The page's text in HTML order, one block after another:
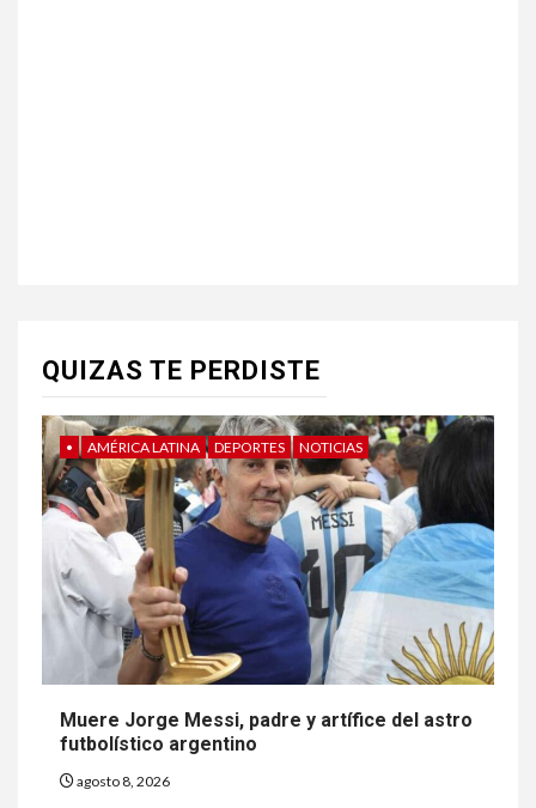
QUIZAS TE PERDISTE
• AMÉRICA LATINA DEPORTES NOTICIAS
Muere Jorge Messi, padre y artífice del astro
futbolístico argentino
agosto 8, 2026